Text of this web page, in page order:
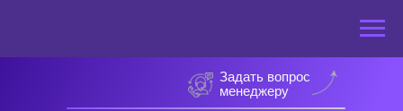
Задать вопрос
менеджеру